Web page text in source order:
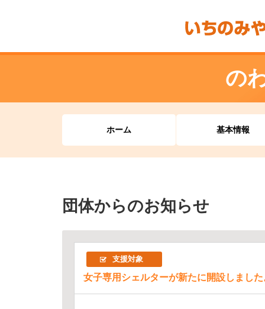
の
ホーム 基本情報
団体からのお知らせ
支援対象
女子専用シェルターが新たに開設しました